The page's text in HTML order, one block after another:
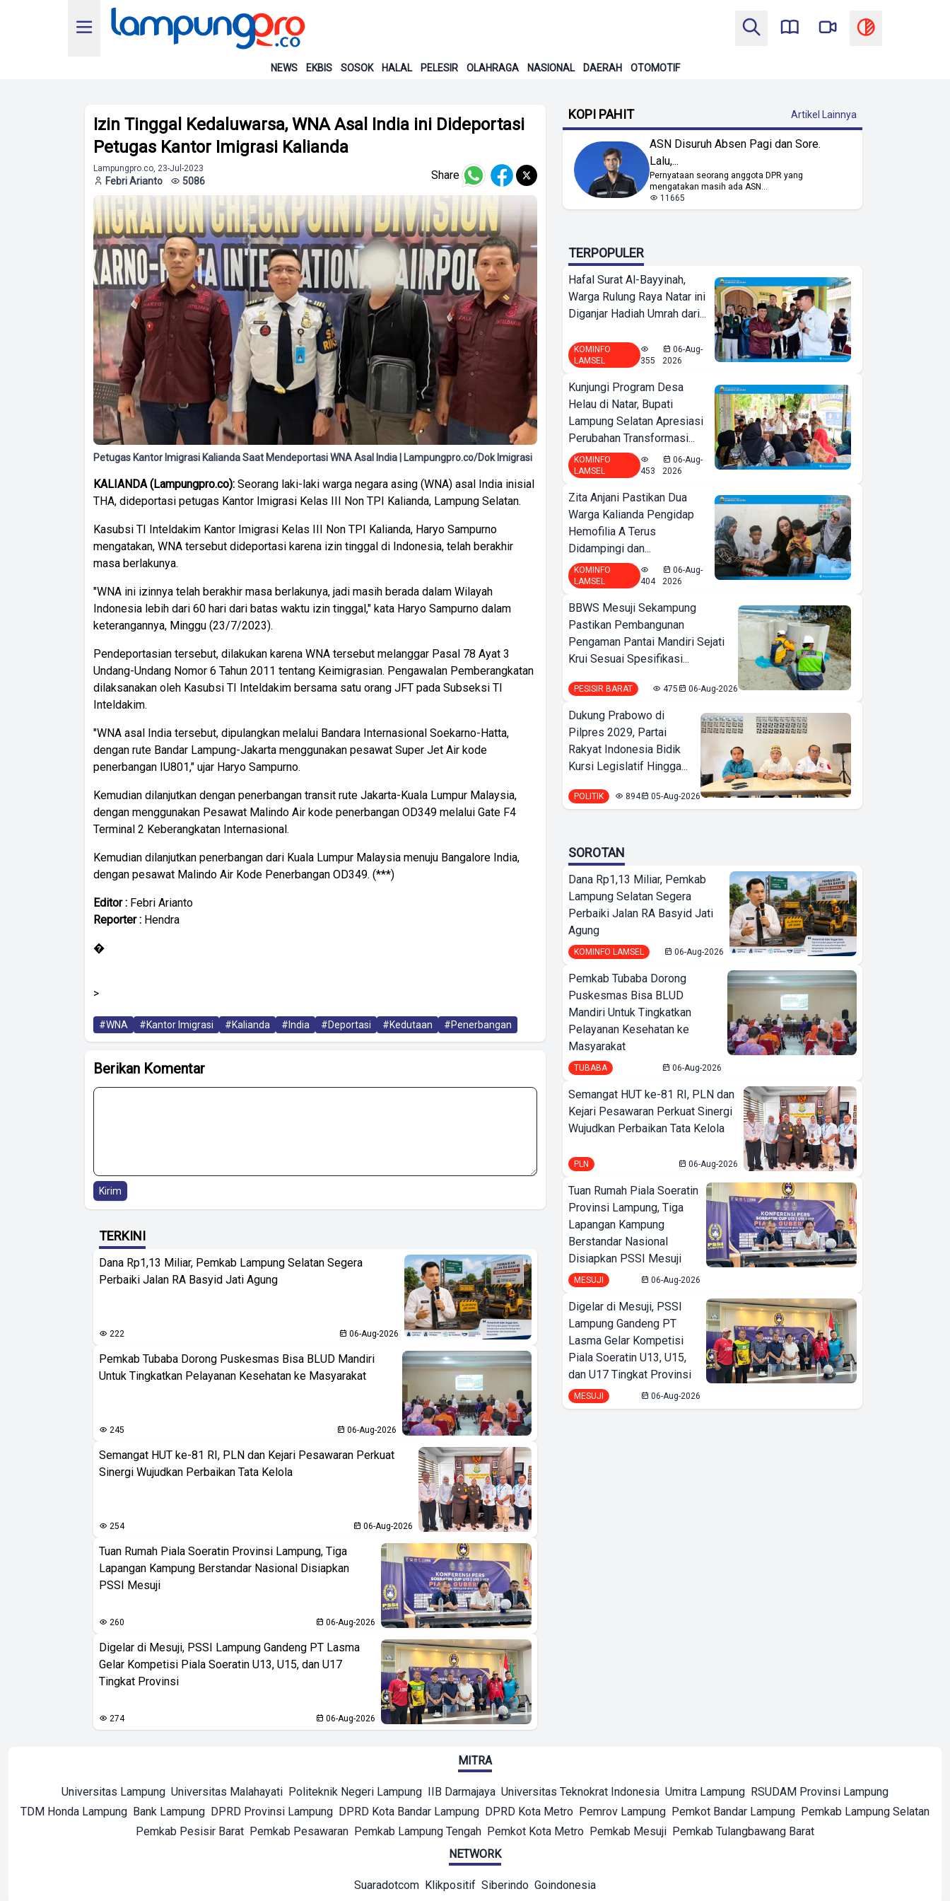
NEWS EKBIS SOSOK HALAL PELESIR OLAHRAGA NASIONAL DAERAH OTOMOTIF
Izin Tinggal Kedaluwarsa, WNA Asal India ini Dideportasi
Petugas Kantor Imigrasi Kalianda
Lampungpro.co, 23-Jul-2023
Febri Arianto 5086 Share
Petugas Kantor Imigrasi Kalianda Saat Mendeportasi WNA Asal India | Lampungpro.co/Dok Imigrasi
KALIANDA (Lampungpro.co): Seorang laki-laki warga negara asing (WNA) asal India inisial
THA, dideportasi petugas Kantor Imigrasi Kelas III Non TPI Kalianda, Lampung Selatan.
Kasubsi TI Inteldakim Kantor Imigrasi Kelas III Non TPI Kalianda, Haryo Sampurno
mengatakan, WNA tersebut dideportasi karena izin tinggal di Indonesia, telah berakhir
masa berlakunya.
"WNA ini izinnya telah berakhir masa berlakunya, jadi masih berada dalam Wilayah
Indonesia lebih dari 60 hari dari batas waktu izin tinggal," kata Haryo Sampurno dalam
keterangannya, Minggu (23/7/2023).
Pendeportasian tersebut, dilakukan karena WNA tersebut melanggar Pasal 78 Ayat 3
Undang-Undang Nomor 6 Tahun 2011 tentang Keimigrasian. Pengawalan Pemberangkatan
dilaksanakan oleh Kasubsi TI Inteldakim bersama satu orang JFT pada Subseksi TI
Inteldakim.
"WNA asal India tersebut, dipulangkan melalui Bandara Internasional Soekarno-Hatta,
dengan rute Bandar Lampung-Jakarta menggunakan pesawat Super Jet Air kode
penerbangan IU801," ujar Haryo Sampurno.
Kemudian dilanjutkan dengan penerbangan transit rute Jakarta-Kuala Lumpur Malaysia,
dengan menggunakan Pesawat Malindo Air kode penerbangan OD349 melalui Gate F4
Terminal 2 Keberangkatan Internasional.
Kemudian dilanjutkan penerbangan dari Kuala Lumpur Malaysia menuju Bangalore India,
dengan pesawat Malindo Air Kode Penerbangan OD349. (***)
Editor : Febri Arianto
Reporter : Hendra
�
>
#WNA #Kantor Imigrasi #Kalianda #India #Deportasi #Kedutaan #Penerbangan
Berikan Komentar
Kirim
TERKINI
Dana Rp1,13 Miliar, Pemkab Lampung Selatan Segera
Perbaiki Jalan RA Basyid Jati Agung
222 06-Aug-2026
Pemkab Tubaba Dorong Puskesmas Bisa BLUD Mandiri
Untuk Tingkatkan Pelayanan Kesehatan ke Masyarakat
245 06-Aug-2026
Semangat HUT ke-81 RI, PLN dan Kejari Pesawaran Perkuat
Sinergi Wujudkan Perbaikan Tata Kelola
254 06-Aug-2026
Tuan Rumah Piala Soeratin Provinsi Lampung, Tiga
Lapangan Kampung Berstandar Nasional Disiapkan
PSSI Mesuji
260 06-Aug-2026
Digelar di Mesuji, PSSI Lampung Gandeng PT Lasma
Gelar Kompetisi Piala Soeratin U13, U15, dan U17
Tingkat Provinsi
274 06-Aug-2026
KOPI PAHIT Artikel Lainnya
ASN Disuruh Absen Pagi dan Sore.
Lalu,...
Pernyataan seorang anggota DPR yang
mengatakan masih ada ASN...
11665
TERPOPULER
Hafal Surat Al-Bayyinah,
Warga Rulung Raya Natar ini
Diganjar Hadiah Umrah dari...
KOMINFO
LAMSEL
355
06-Aug-
2026
Kunjungi Program Desa
Helau di Natar, Bupati
Lampung Selatan Apresiasi
Perubahan Transformasi...
KOMINFO
LAMSEL
453
06-Aug-
2026
Zita Anjani Pastikan Dua
Warga Kalianda Pengidap
Hemofilia A Terus
Didampingi dan...
KOMINFO
LAMSEL
404
06-Aug-
2026
BBWS Mesuji Sekampung
Pastikan Pembangunan
Pengaman Pantai Mandiri Sejati
Krui Sesuai Spesifikasi...
PESISIR BARAT 475 06-Aug-2026
Dukung Prabowo di
Pilpres 2029, Partai
Rakyat Indonesia Bidik
Kursi Legislatif Hingga...
POLITIK 894 05-Aug-2026
SOROTAN
Dana Rp1,13 Miliar, Pemkab
Lampung Selatan Segera
Perbaiki Jalan RA Basyid Jati
Agung
KOMINFO LAMSEL 06-Aug-2026
Pemkab Tubaba Dorong
Puskesmas Bisa BLUD
Mandiri Untuk Tingkatkan
Pelayanan Kesehatan ke
Masyarakat
TUBABA 06-Aug-2026
Semangat HUT ke-81 RI, PLN dan
Kejari Pesawaran Perkuat Sinergi
Wujudkan Perbaikan Tata Kelola
PLN 06-Aug-2026
Tuan Rumah Piala Soeratin
Provinsi Lampung, Tiga
Lapangan Kampung
Berstandar Nasional
Disiapkan PSSI Mesuji
MESUJI 06-Aug-2026
Digelar di Mesuji, PSSI
Lampung Gandeng PT
Lasma Gelar Kompetisi
Piala Soeratin U13, U15,
dan U17 Tingkat Provinsi
MESUJI 06-Aug-2026
MITRA
Universitas Lampung Universitas Malahayati Politeknik Negeri Lampung IIB Darmajaya Universitas Teknokrat Indonesia Umitra Lampung RSUDAM Provinsi Lampung
TDM Honda Lampung Bank Lampung DPRD Provinsi Lampung DPRD Kota Bandar Lampung DPRD Kota Metro Pemrov Lampung Pemkot Bandar Lampung Pemkab Lampung Selatan
Pemkab Pesisir Barat Pemkab Pesawaran Pemkab Lampung Tengah Pemkot Kota Metro Pemkab Mesuji Pemkab Tulangbawang Barat
NETWORK
Suaradotcom Klikpositif Siberindo Goindonesia